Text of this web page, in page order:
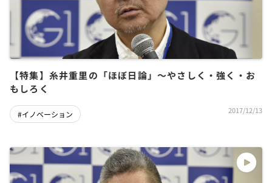
【特集】糸井重里の「ほぼ日論」～やさしく・強く・お
もしろく
#イノベーション 2017/12/13